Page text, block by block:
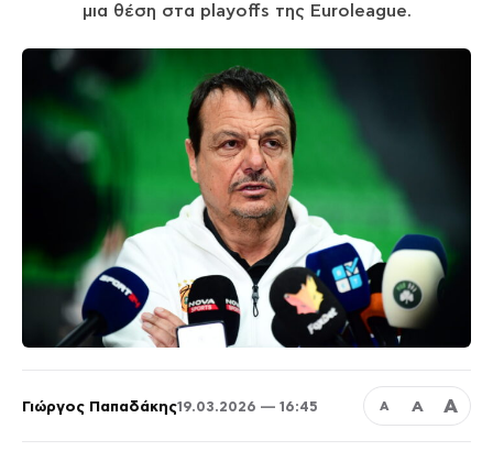
μια θέση στα playoffs της Euroleague.
Γιώργος Παπαδάκης19.03.2026 — 16:45 Α Α Α